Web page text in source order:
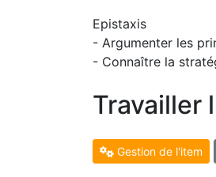
Epistaxis
- Argumenter les
- Connaître la
Travailler
Gestion de l'item